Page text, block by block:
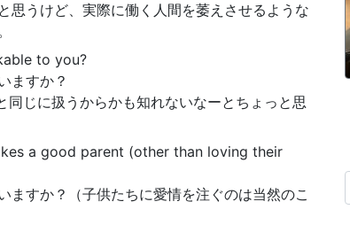
思うけど、実際に働く人間を萎えさせるような
to you?
ますか？
じに扱うからかも知れないなーとちょっと思
a good parent (other than loving their
ますか？（子供たちに愛情を注ぐのは当然のこ